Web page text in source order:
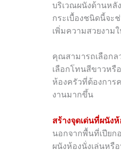
บริเวณผนังด้านหลั
กระเบื้องชนิดนี้จะ
เพิ่มความสวยงาม
คุณสามารถเลือกล
เลือกโทนสีขาวหรื
ห้องครัวที่ต้องการ
งานมากขึ้น
สร้างจุดเด่นที่ผนัง
นอกจากพื้นที่เปียก
ผนังห้องนั่งเล่นหรื